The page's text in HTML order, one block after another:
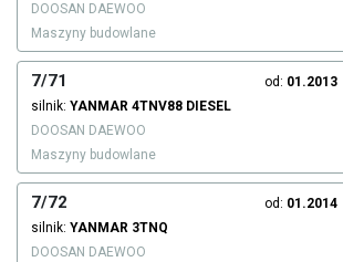
DOOSAN DAEWOO
Maszyny budowlane
7/71 od: 01.2013
silnik: YANMAR 4TNV88 DIESEL
DOOSAN DAEWOO
Maszyny budowlane
7/72 od: 01.2014
silnik: YANMAR 3TNQ
DOOSAN DAEWOO